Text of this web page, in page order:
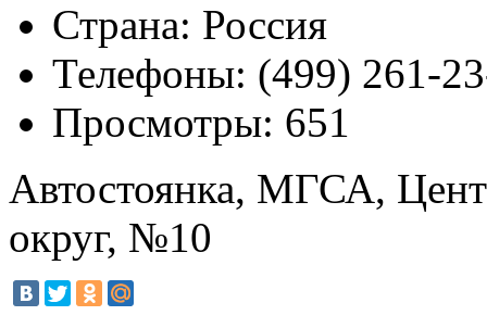
Страна: Россия
Телефоны: (499) 261-
Просмотры: 651
Автостоянка, МГСА,
округ, №10